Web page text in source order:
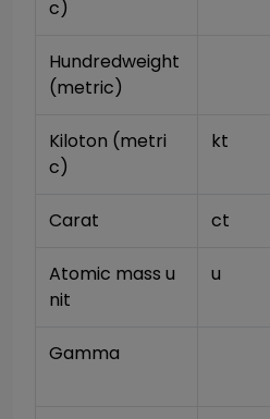
c)
Hundredweight
(metric)
Kiloton (metri
c)
kt
Carat ct
Atomic mass u
nit
u
Gamma